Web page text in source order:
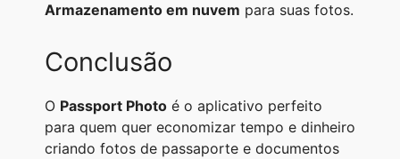
Armazenamento em nuvem para suas fotos.
Conclusão
O Passport Photo é o aplicativo perfeito
para quem quer economizar tempo e dinheiro
criando fotos de passaporte e documentos